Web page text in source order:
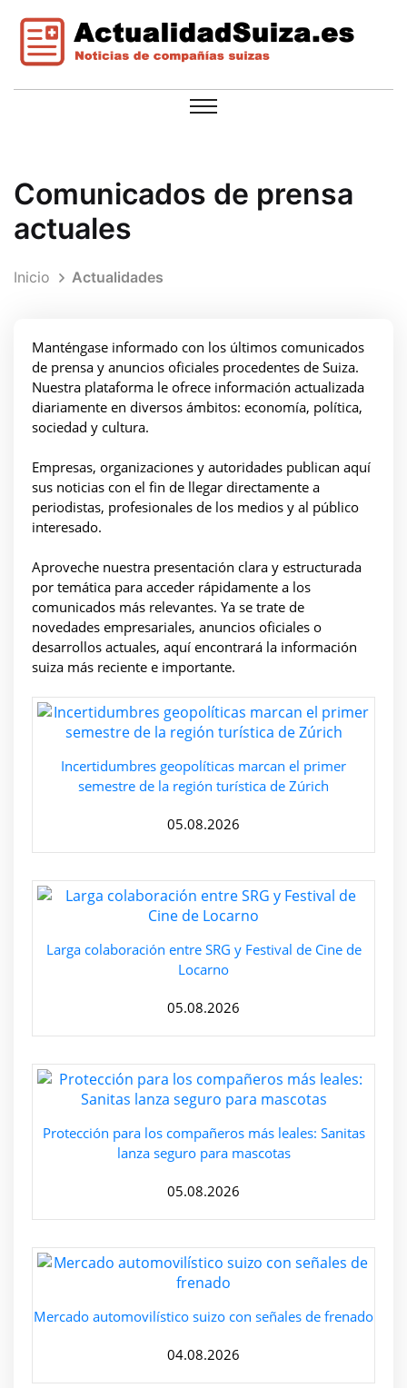
Comunicados de prensa
actuales
Inicio Actualidades
Manténgase informado con los últimos comunicados
de prensa y anuncios oficiales procedentes de Suiza.
Nuestra plataforma le ofrece información actualizada
diariamente en diversos ámbitos: economía, política,
sociedad y cultura.
Empresas, organizaciones y autoridades publican aquí
sus noticias con el fin de llegar directamente a
periodistas, profesionales de los medios y al público
interesado.
Aproveche nuestra presentación clara y estructurada
por temática para acceder rápidamente a los
comunicados más relevantes. Ya se trate de
novedades empresariales, anuncios oficiales o
desarrollos actuales, aquí encontrará la información
suiza más reciente e importante.
Incertidumbres geopolíticas marcan el primer
semestre de la región turística de Zúrich
05.08.2026
Larga colaboración entre SRG y Festival de Cine de
Locarno
05.08.2026
Protección para los compañeros más leales: Sanitas
lanza seguro para mascotas
05.08.2026
Mercado automovilístico suizo con señales de frenado
04.08.2026